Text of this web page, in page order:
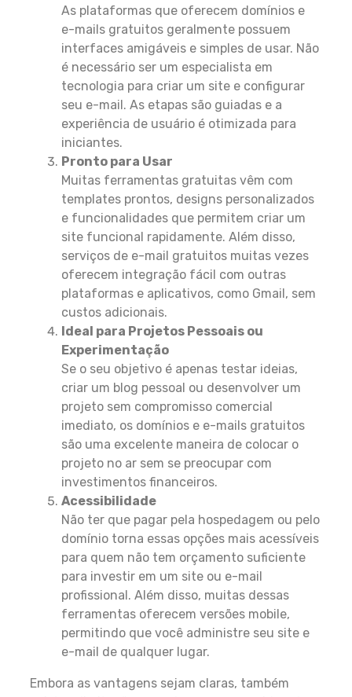
As plataformas que oferecem domínios e
e-mails gratuitos geralmente possuem
interfaces amigáveis e simples de usar. Não
é necessário ser um especialista em
tecnologia para criar um site e configurar
seu e-mail. As etapas são guiadas e a
experiência de usuário é otimizada para
iniciantes.
Pronto para Usar
Muitas ferramentas gratuitas vêm com
templates prontos, designs personalizados
e funcionalidades que permitem criar um
site funcional rapidamente. Além disso,
serviços de e-mail gratuitos muitas vezes
oferecem integração fácil com outras
plataformas e aplicativos, como Gmail, sem
custos adicionais.
Ideal para Projetos Pessoais ou
Experimentação
Se o seu objetivo é apenas testar ideias,
criar um blog pessoal ou desenvolver um
projeto sem compromisso comercial
imediato, os domínios e e-mails gratuitos
são uma excelente maneira de colocar o
projeto no ar sem se preocupar com
investimentos financeiros.
Acessibilidade
Não ter que pagar pela hospedagem ou pelo
domínio torna essas opções mais acessíveis
para quem não tem orçamento suficiente
para investir em um site ou e-mail
profissional. Além disso, muitas dessas
ferramentas oferecem versões mobile,
permitindo que você administre seu site e
e-mail de qualquer lugar.
Embora as vantagens sejam claras, também